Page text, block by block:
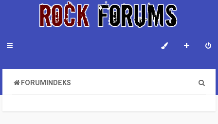
FORUMINDEKS